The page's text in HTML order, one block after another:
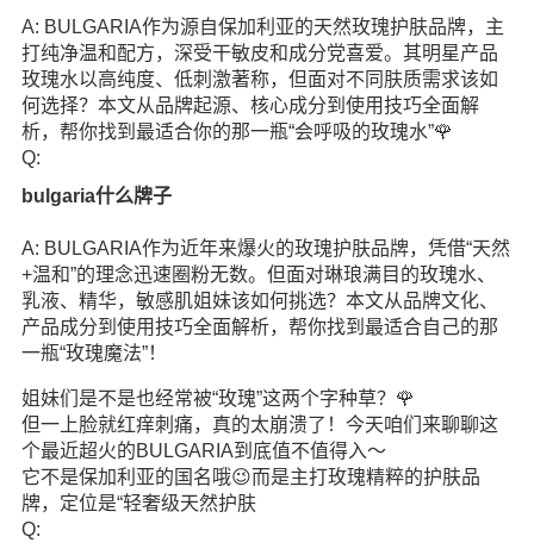
A: BULGARIA作为源自保加利亚的天然玫瑰护肤品牌，主
打纯净温和配方，深受干敏皮和成分党喜爱。其明星产品
玫瑰水以高纯度、低刺激著称，但面对不同肤质需求该如
何选择？本文从品牌起源、核心成分到使用技巧全面解
析，帮你找到最适合你的那一瓶“会呼吸的玫瑰水”🌹
Q:
bulgaria什么牌子
A: BULGARIA作为近年来爆火的玫瑰护肤品牌，凭借“天然
+温和”的理念迅速圈粉无数。但面对琳琅满目的玫瑰水、
乳液、精华，敏感肌姐妹该如何挑选？本文从品牌文化、
产品成分到使用技巧全面解析，帮你找到最适合自己的那
一瓶“玫瑰魔法”！
姐妹们是不是也经常被“玫瑰”这两个字种草？🌹
但一上脸就红痒刺痛，真的太崩溃了！今天咱们来聊聊这
个最近超火的BULGARIA到底值不值得入～
它不是保加利亚的国名哦😉而是主打玫瑰精粹的护肤品
牌，定位是“轻奢级天然护肤
Q: